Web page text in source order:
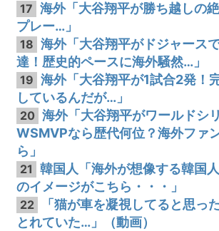
17 海外「大谷翔平が勝ち越しの
プレー…」
18 海外「大谷翔平がドジャース
達！歴史的ペースに海外騒然…」
19 海外「大谷翔平が1試合2発！
しているんだが…」
20 海外「大谷翔平がワールドシ
WSMVPなら歴代何位？海外ファ
ら」
21
韓国人「海外が想像する韓国
のイメージがこちら・・・」
22
「猫が車を凝視してると思っ
とれていた…」（動画）